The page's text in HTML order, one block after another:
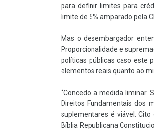
para definir limites para
limite de 5% amparado pela
Mas o desembargador
Proporcionalidade e
políticas públicas caso este
elementos reais quanto ao
“Concedo a medida liminar.
Direitos Fundamentais dos
suplementares é viável.
Bíblia Republicana